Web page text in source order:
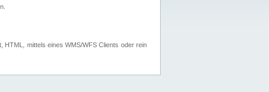
mittels eines WMS/WFS Clients oder rein